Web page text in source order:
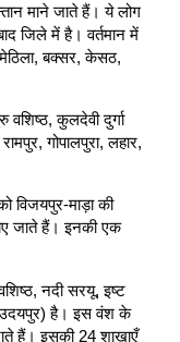
माने जाते हैं। ये लोग
जिले में है। वर्तमान में
बक्सर, केसठ,
कुलदेवी दुर्गा
गोपालपुरा, लहार,
विजयपुर-माड़ा की
जाते हैं। इनकी एक
नदी सरयू, इष्ट
उदयपुर) है। इस वंश के
हैं। इसकी 24 शाखाएँ